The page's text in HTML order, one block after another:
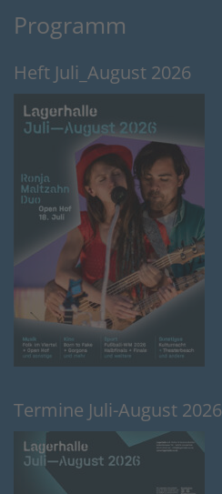
Programm
Heft Juli_August 2026
Termine Juli-August 2026